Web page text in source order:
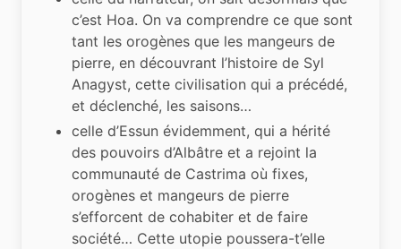
c’est Hoa. On va comprendre ce que sont
tant les orogènes que les mangeurs de
pierre, en découvrant l’histoire de Syl
Anagyst, cette civilisation qui a précédé,
et déclenché, les saisons…
celle d’Essun évidemment, qui a hérité
des pouvoirs d’Albâtre et a rejoint la
communauté de Castrima où fixes,
orogènes et mangeurs de pierre
s’efforcent de cohabiter et de faire
société… Cette utopie poussera-t’elle